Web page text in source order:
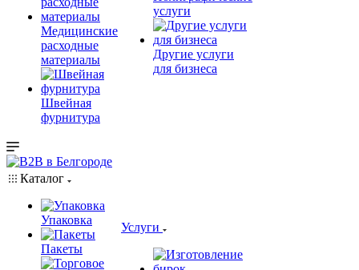
Медицинские
расходные
материалы
Швейная
фурнитура
услуги
Другие услуги
для бизнеса
Каталог
Упаковка
Пакеты
Услуги